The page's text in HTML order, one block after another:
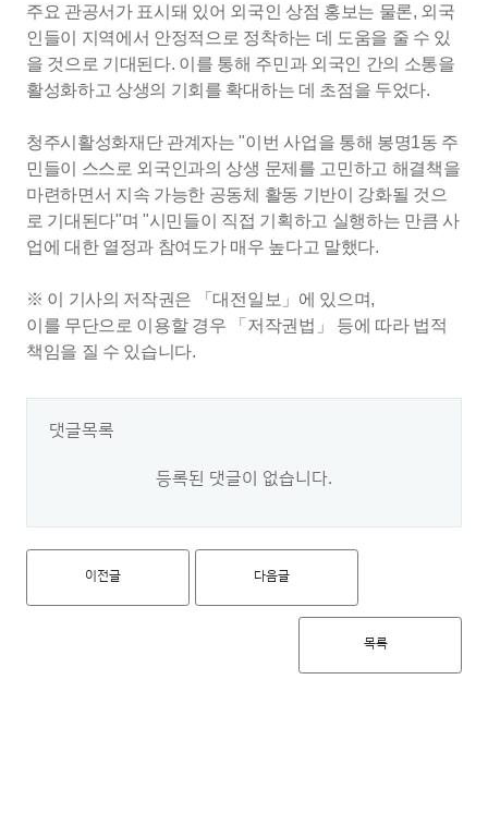
주요 관공서가 표시돼 있어 외국인 상점 홍보는 물론, 외국
인들이 지역에서 안정적으로 정착하는 데 도움을 줄 수 있
을 것으로 기대된다. 이를 통해 주민과 외국인 간의 소통을
활성화하고 상생의 기회를 확대하는 데 초점을 두었다.
청주시활성화재단 관계자는 "이번 사업을 통해 봉명1동 주
민들이 스스로 외국인과의 상생 문제를 고민하고 해결책을
마련하면서 지속 가능한 공동체 활동 기반이 강화될 것으
로 기대된다"며 "시민들이 직접 기획하고 실행하는 만큼 사
업에 대한 열정과 참여도가 매우 높다고 말했다.
※ 이 기사의 저작권은 「대전일보」에 있으며,
이를 무단으로 이용할 경우 「저작권법」 등에 따라 법적
책임을 질 수 있습니다.
댓글목록
등록된 댓글이 없습니다.
이전글 다음글
목록